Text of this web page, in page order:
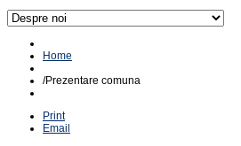
Home
/Prezentare comuna
Print
Email